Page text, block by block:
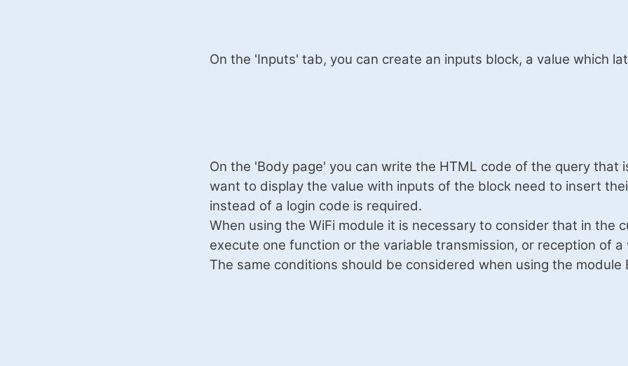
On the 'Inputs' tab, you can create an inputs block, a value which
On the 'Body page' you can write the HTML code of the query that
want to display the value with inputs of the block need to insert
instead of a login code is required.
When using the WiFi module it is necessary to consider that in the
execute one function or the variable transmission, or reception of
The same conditions should be considered when using the module